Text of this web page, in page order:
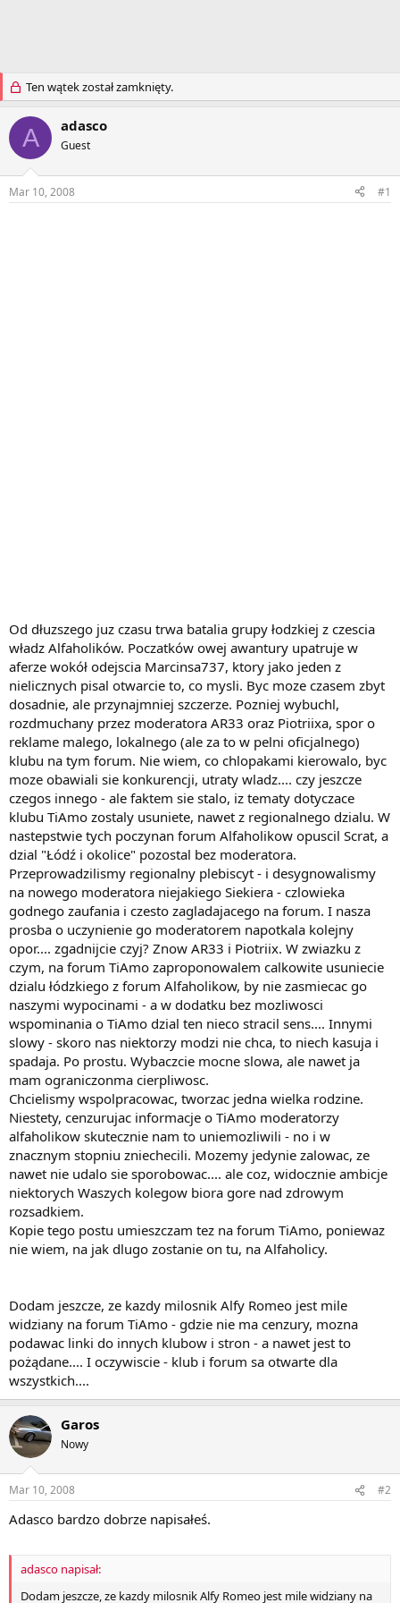
Ten wątek został zamknięty.
A adasco
Guest
Mar 10, 2008 #1
Od dłuzszego juz czasu trwa batalia grupy łodzkiej z czescia
władz Alfaholików. Poczatków owej awantury upatruje w
aferze wokół odejscia Marcinsa737, ktory jako jeden z
nielicznych pisal otwarcie to, co mysli. Byc moze czasem zbyt
dosadnie, ale przynajmniej szczerze. Pozniej wybuchl,
rozdmuchany przez moderatora AR33 oraz Piotriixa, spor o
reklame malego, lokalnego (ale za to w pelni oficjalnego)
klubu na tym forum. Nie wiem, co chlopakami kierowalo, byc
moze obawiali sie konkurencji, utraty wladz.... czy jeszcze
czegos innego - ale faktem sie stalo, iz tematy dotyczace
klubu TiAmo zostaly usuniete, nawet z regionalnego dzialu. W
nastepstwie tych poczynan forum Alfaholikow opuscil Scrat, a
dzial "Łódź i okolice" pozostal bez moderatora.
Przeprowadzilismy regionalny plebiscyt - i desygnowalismy
na nowego moderatora niejakiego Siekiera - czlowieka
godnego zaufania i czesto zagladajacego na forum. I nasza
prosba o uczynienie go moderatorem napotkala kolejny
opor.... zgadnijcie czyj? Znow AR33 i Piotriix. W zwiazku z
czym, na forum TiAmo zaproponowalem calkowite usuniecie
dzialu łódzkiego z forum Alfaholikow, by nie zasmiecac go
naszymi wypocinami - a w dodatku bez mozliwosci
wspominania o TiAmo dzial ten nieco stracil sens.... Innymi
slowy - skoro nas niektorzy modzi nie chca, to niech kasuja i
spadaja. Po prostu. Wybaczcie mocne slowa, ale nawet ja
mam ograniczonma cierpliwosc.
Chcielismy wspolpracowac, tworzac jedna wielka rodzine.
Niestety, cenzurujac informacje o TiAmo moderatorzy
alfaholikow skutecznie nam to uniemozliwili - no i w
znacznym stopniu zniechecili. Mozemy jedynie zalowac, ze
nawet nie udalo sie sporobowac.... ale coz, widocznie ambicje
niektorych Waszych kolegow biora gore nad zdrowym
rozsadkiem.
Kopie tego postu umieszczam tez na forum TiAmo, poniewaz
nie wiem, na jak dlugo zostanie on tu, na Alfaholicy.
Dodam jeszcze, ze kazdy milosnik Alfy Romeo jest mile
widziany na forum TiAmo - gdzie nie ma cenzury, mozna
podawac linki do innych klubow i stron - a nawet jest to
pożądane.... I oczywiscie - klub i forum sa otwarte dla
wszystkich....
Garos
Nowy
Mar 10, 2008 #2
Adasco bardzo dobrze napisałeś.
adasco napisał:
Dodam jeszcze, ze kazdy milosnik Alfy Romeo jest mile widziany na